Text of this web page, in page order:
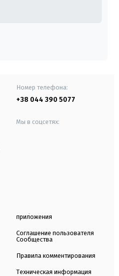
Номер телефона:
+38 044 390 5077
Мы в соцсетях:
приложения
Соглашение пользователя
Сообщества
Правила комментирования
Техническая информация